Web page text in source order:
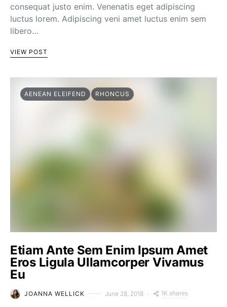
consequat justo enim. Venenatis eget adipiscing
luctus lorem. Adipiscing veni amet luctus enim sem
libero…
VIEW POST
AENEAN ELEIFEND RHONCUS
Etiam Ante Sem Enim Ipsum Amet
Eros Ligula Ullamcorper Vivamus
Eu
JOANNA WELLICK June 28, 2018 1K shares